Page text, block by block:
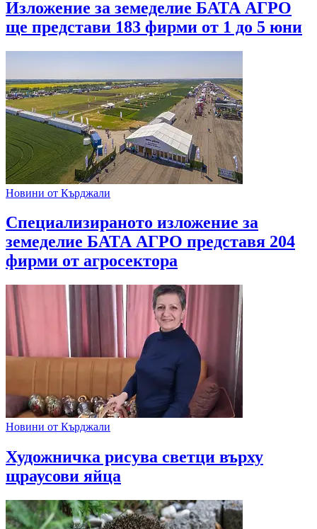
Изложение за земеделие БАТА АГРО
ще представи 183 фирми от 1 до 5 юни
Новини от Кърджали
Специализираното изложение за
земеделие БАТА АГРО представя 204
фирми от агросектора
Новини от Кърджали
Художничка рисува светци върху
щраусови яйца